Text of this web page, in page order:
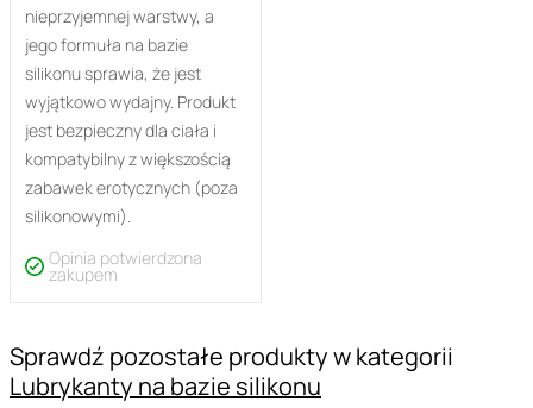
nieprzyjemnej warstwy, a
jego formuła na bazie
silikonu sprawia, że jest
wyjątkowo wydajny. Produkt
jest bezpieczny dla ciała i
kompatybilny z większością
zabawek erotycznych (poza
silikonowymi).
Opinia potwierdzona
zakupem
Sprawdź pozostałe produkty w kategorii
Lubrykanty na bazie silikonu